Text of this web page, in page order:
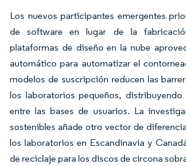
Los nuevos participantes emergentes
de software en lugar de la
plataformas de diseño en la nube
automático para automatizar el
modelos de suscripción reducen las
los laboratorios pequeños,
entre las bases de usuarios. La
sostenibles añade otro vector de
los laboratorios en Escandinavia y
de reciclaje para los discos de circona